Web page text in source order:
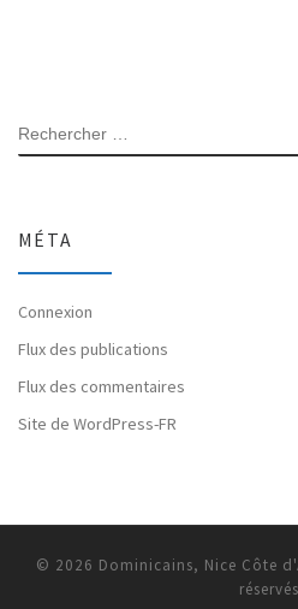
RECHERCHER
MÉTA
Connexion
Flux des publications
Flux des commentaires
Site de WordPress-FR
© 2026 Dominicains, Nice Côte
réservés